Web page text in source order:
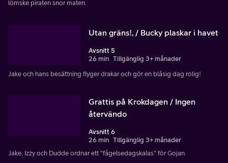
lömske piraten snor maten.
Utan gräns!, / Bucky plaskar i havet
Avsnitt 5
26 min Tillgänglig 3+ månader
Jake och hans besättning flyger drakar och gör en blåsig dag rolig!
Grattis på Krokdagen / Ingen
återvändo
Avsnitt 6
26 min Tillgänglig 3+ månader
Jake, Izzy och Dudde ordnar ett "fågelsedagskalas" för Gojan.